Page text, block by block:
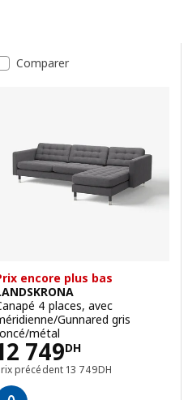
Liste de résultats
Comparer
encore plus bas
4 places, avec
Gunnared gris
métal
749DH
12749DH
précédent 13 749DH
Prix précédent 13749DH